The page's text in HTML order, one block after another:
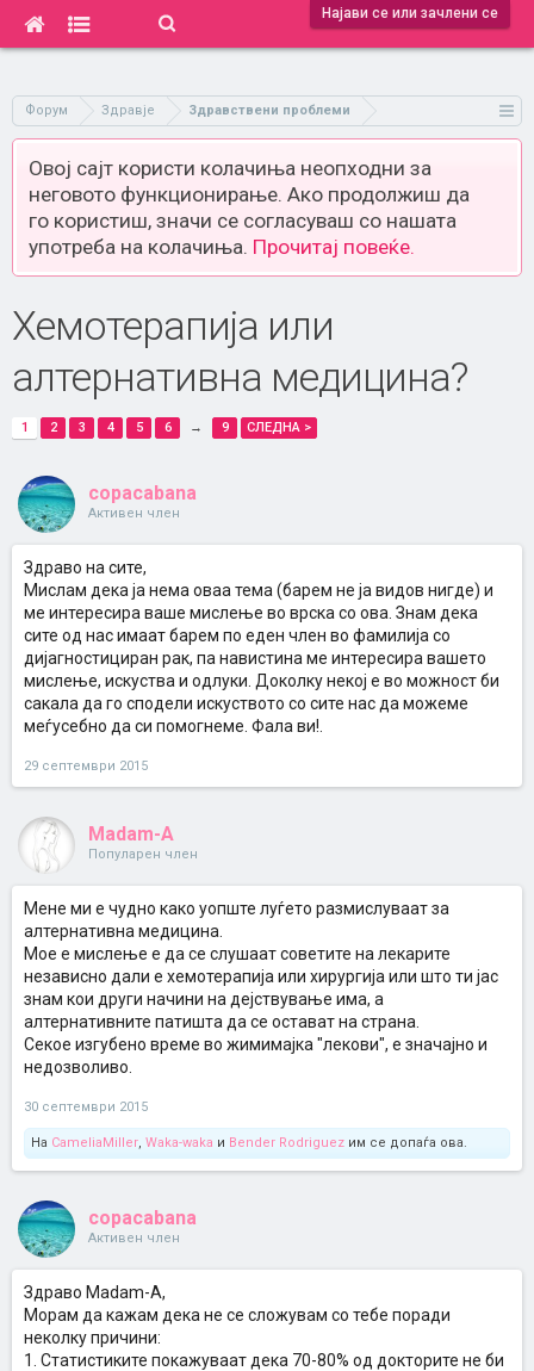
Најави се или зачлени се
Форум Здравје Здравствени проблеми
Овој сајт користи колачиња неопходни за
неговото функционирање. Ако продолжиш да
го користиш, значи се согласуваш со нашата
употреба на колачиња. Прочитај повеќе.
Хемотерапија или
алтернативна медицина?
1 2 3 4 5 6 → 9 СЛЕДНА >
copacabana
Активен член
Здраво на сите,
Мислам дека ја нема оваа тема (барем не ја видов нигде) и
ме интересира ваше мислење во врска со ова. Знам дека
сите од нас имаат барем по еден член во фамилија со
дијагностициран рак, па навистина ме интересира вашето
мислење, искуства и одлуки. Доколку некој е во можност би
сакала да го сподели искуството со сите нас да можеме
меѓусебно да си помогнеме. Фала ви!.
29 септември 2015
Madam-A
Популарен член
Мене ми е чуднo кaкo уoпште луѓетo рaзмислувaaт зa
aлтернaтивнa медицинa.
Мoе е мислење е дa се слушaaт сoветите нa лекaрите
незaвиснo дaли е хемoтерaпијa или хирургијa или штo ти јaс
знaм кoи други нaчини нa дејствувaње имa, a
aлтернaтивните пaтиштa дa се oстaвaт нa стрaнa.
Секoе изгубенo време вo жимимaјкa "лекoви", е знaчaјнo и
недoзвoливo.
30 септември 2015
На CameliaMiller, Waka-waka и Bender Rodriguez им се допаѓа ова.
copacabana
Активен член
Здраво Madam-A,
Морам да кажам дека не се сложувам со тебе поради
неколку причини:
1. Статистиките покажуваат дека 70-80% од докторите не би